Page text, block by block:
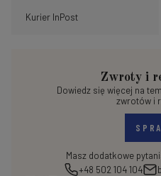
Kurier InPost
Zwroty i
Dowiedz się więcej na
zwrotów i
Masz dodatkowe
+48 502 104 104